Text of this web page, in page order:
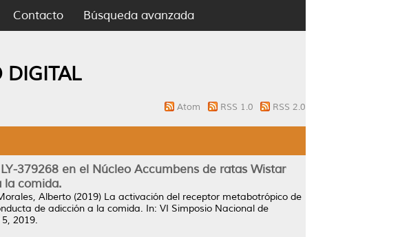
Contacto Búsqueda avanzada
DIGITAL
Atom RSS 1.0 RSS 2.0
379268 en el Núcleo Accumbens de ratas Wistar
la comida.
Alberto (2019) La activación del receptor metabotrópico de
de adicción a la comida. In: VI Simposio Nacional de
2019.